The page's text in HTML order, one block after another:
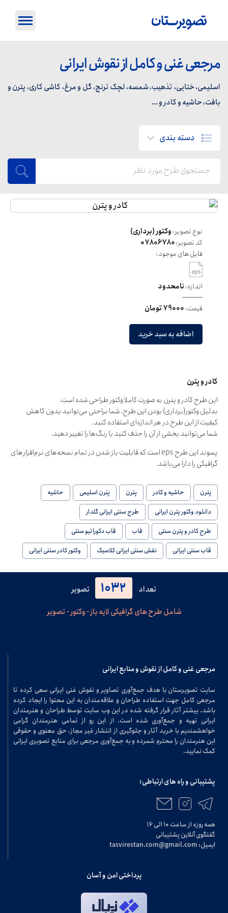
مرجعی غنی و کامل از نقوش ایرانی
اسلیمی، ختایی، تذهیب، شمسه، لچک ترنج، گل و مرغ، کاشی کاری، پترن و
بافت، حاشیه و کادر و ...
دسته بندی
نوع تصویر:وکتور (برداری)
کد تصویر:07806780
فایل های موجود:
اندازه:نامحدود
قیمت:79000 تومان
اضافه به سبد خرید
کادر و پترن
این طرح کادر و پترن به صورت کاملا وکتور طراحی شده است.
بدلیل وکتور(برداری) بودن این طرح، شما براحتی می‌توانید بدون کاهش
کیفیت از این طرح در هر اندازه‌ای استفاده کنید.
شما می‌توانید بخشی از آن را حذف کنید یا رنگ‌ها را تغییر دهید.
پسوند این طرح eps است که قابلیت باز شدن در تمام نسخه‌های نرم‌افزارهای
گرافیکی را دارا می‌باشد.
پترن حاشیه و کادر پترن پترن اسلیمی
حاشیه
دانلود وکتور پترن ایرانی
طرح سنتی ایرانی گلدار
طرح کادر و پترن سنتی
قاب
قاب دکوراتیو سنتی
قاب سنتی ایرانی
نقش سنتی ایرانی کلاسیک وکتور کادر سنتی ایرانی
تعداد 1032
تصویر
شامل طرح های گرافیکی لایه باز - وکتور - تصویر
مرجعی غنی و کامل از نقوش و منابع ایرانی
سایت تصویرستان با هدف جمع‌آوری تصاویر و نقوش غنی ایرانی سعی کرده تا
مرجعی کامل جهت استفاده طراحان و علاقه‌مندان به این محتوا را ایجاد کرده
باشد. بیشتر آثار قرار گرفته شده در این وب سایت توسط طراحان و هنرمندان
ایرانی تهیه و جمع‌آوری شده است. از این رو از تمامی هنرمندان گرامی
خواهشمندیم با خرید آثار و جلوگیری از انتشار غیر مجاز، حق معنوی و حقوقی
این هنرمندان را محترم شمرده و به جمع‌آوری مرجعی برای منابع تصویری ایرانی
کمک نمایید.
پشتیبانی و راه های ارتباطی:
همه روزه از ساعت ۱۰ الی ۱۶
گفتگوی آنلاین پشتیبانی
ایمیل: tasvirestan.com@gmail.com
پرداختی امن و آسان